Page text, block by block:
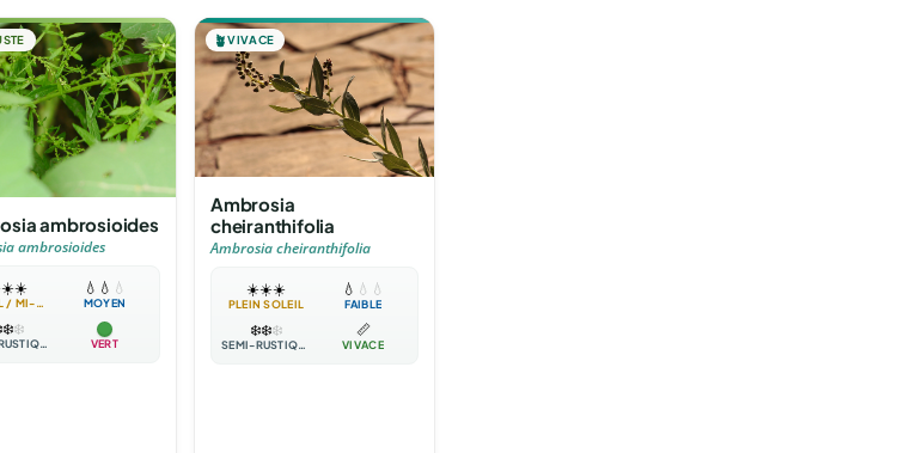
ambrosioides
ambrosioides
☀️☀️
SOLEIL / MI-OMBRE
💧 💧 💧
MOYEN
❄️❄️
SEMI-RUSTIQUE VERT
🪴VIVACE
Ambrosia
cheiranthifolia
Ambrosia cheiranthifolia
☀️☀️☀️
PLEIN SOLEIL
💧 💧 💧
FAIBLE
❄️❄️❄️
SEMI-RUSTIQUE
📏
VIVACE